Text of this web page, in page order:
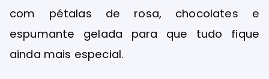
com pétalas de rosa, chocolates e
espumante gelada para que tudo fique
ainda mais especial.